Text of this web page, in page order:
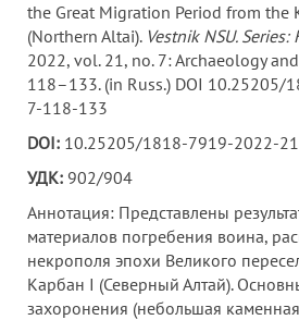
the Great Migration Period from the
(Northern Altai). Vestnik NSU.
2022, vol. 21, no. 7: Archaeology
118–133. (in Russ.) DOI
7-118-133
DOI: 10.25205/1818-7919-2022-
УДК: 902/904
Аннотация: Представлены
материалов погребения воина,
некрополя эпохи Великого
Карбан I (Северный Алтай).
захоронения (небольшая